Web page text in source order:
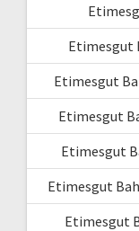
Etimesgut
Etimesgut
Etimesgut
Etimesgut
Etimesgut
Etimesgut